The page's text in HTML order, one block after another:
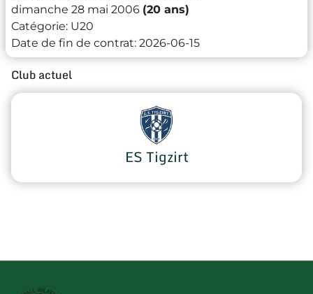
dimanche 28 mai 2006 (20 ans)
Catégorie: U20
Date de fin de contrat: 2026-06-15
Club actuel
ES Tigzirt